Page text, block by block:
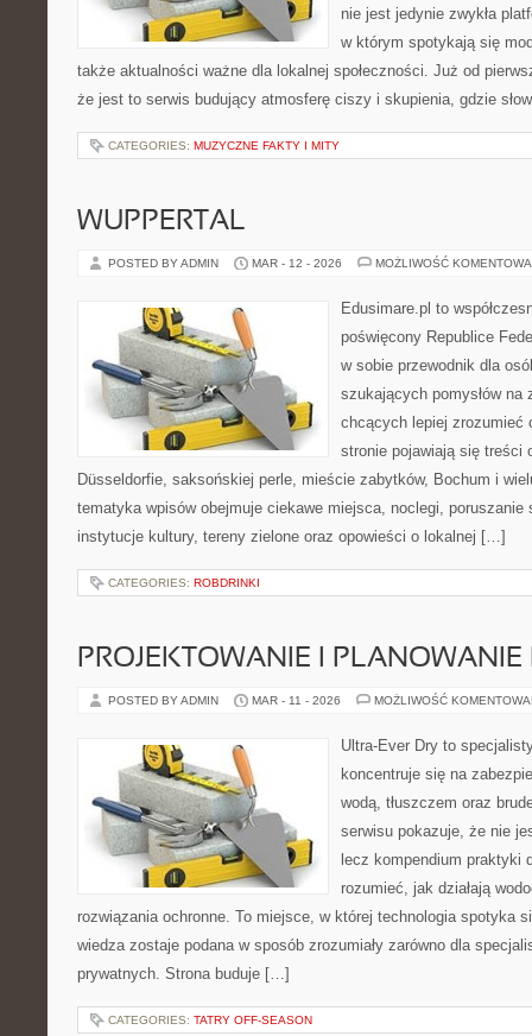
nie jest jedynie zwykła
w którym spotykają się
także aktualności ważne dla lokalnej społeczności. Już od
że jest to serwis budujący atmosferę ciszy i skupienia, gdzie
CATEGORIES: MUZYCZNE FAKTY I MITY
WUPPERTAL
POSTED BY ADMIN MAR - 12 - 2026 MOŻLIWOŚĆ
Edusimare.pl to
poświęcony Republice
w sobie przewodnik dla
szukających pomysłów
chcących lepiej zrozumieć
stronie pojawiają się treści
Düsseldorfie, saksońskiej perle, mieście zabytków, Bochum i
tematyka wpisów obejmuje ciekawe miejsca, noclegi,
instytucje kultury, tereny zielone oraz opowieści o lokalnej […]
CATEGORIES: ROBDRINKI
PROJEKTOWANIE I PLANOWANIE
POSTED BY ADMIN MAR - 11 - 2026 MOŻLIWOŚĆ
Ultra-Ever Dry to
koncentruje się na
wodą, tłuszczem oraz
serwisu pokazuje, że nie
lecz kompendium praktyki
rozumieć, jak działają
rozwiązania ochronne. To miejsce, w której technologia spotyka
wiedza zostaje podana w sposób zrozumiały zarówno dla
prywatnych. Strona buduje […]
CATEGORIES: TATRY OFF-SEASON